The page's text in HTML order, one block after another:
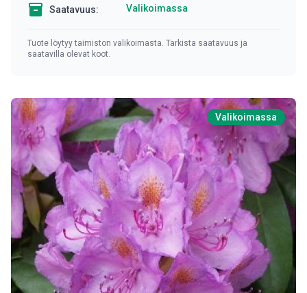
inventory Saatavuus: Valikoimassa
Tuote löytyy taimiston valikoimasta. Tarkista saatavuus ja
saatavilla olevat koot.
Valikoimassa